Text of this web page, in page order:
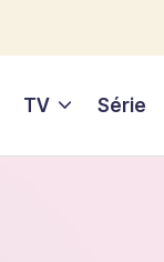
TV Série